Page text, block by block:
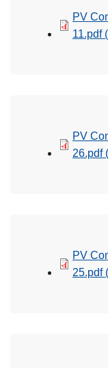
PV
11.pdf
PV
26.pdf
PV
25.pdf